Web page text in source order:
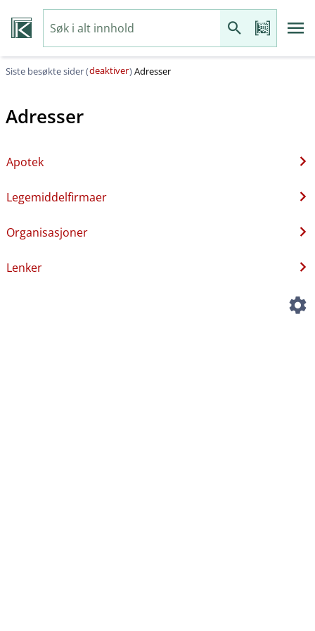
Siste besøkte sider (deaktiver)Adresser
Adresser
Apotek
Legemiddelfirmaer
Organisasjoner
Lenker